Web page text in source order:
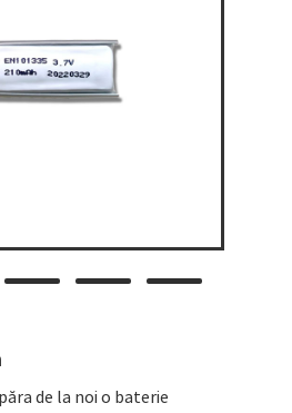
de la noi o baterie